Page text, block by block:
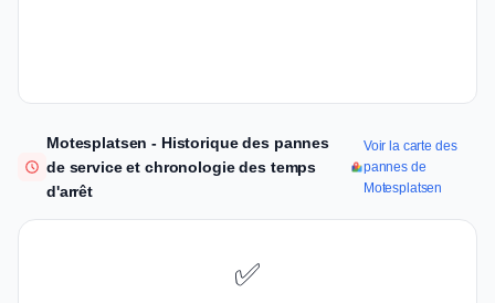
Motesplatsen - Historique des pannes
de service et chronologie des temps
d'arrêt
Voir la carte des
pannes de
Motesplatsen
✅